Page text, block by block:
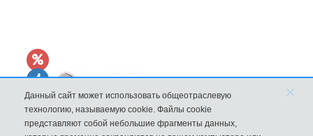
Данный сайт может использовать общеотраслевую
технологию, называемую cookie. Файлы cookie
представляют собой небольшие фрагменты данных,
×